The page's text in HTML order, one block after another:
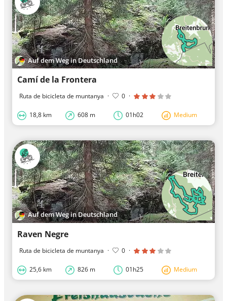
Auf dem Weg in Deutschland
Camí de la Frontera
Ruta de bicicleta de muntanya · 0 ·
18,8 km 608 m 01h02 Medium
Auf dem Weg in Deutschland
Raven Negre
Ruta de bicicleta de muntanya · 0 ·
25,6 km 826 m 01h25 Medium